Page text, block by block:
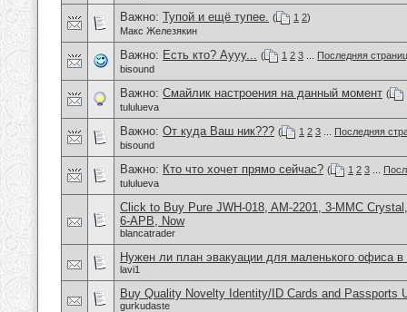
Важно: Тупой и ещё тупее. ( 1 2)
Макс Железякин
Важно: Есть кто? Аууу... ( 1 2 3
Последняя
bisound
Важно: Смайлик настроения на данный момент (
tululueva
Важно: От куда Ваш ник??? ( 1 2 3
Последняя
bisound
Важно: Кто что хочет прямо сейчас? ( 1 2 3
tululueva
Click to Buy Pure JWH-018, AM-2201, 3-MMC
6-APB, Now
blancatrader
Нужен ли план эвакуации для маленького офиса в
lavi1
Buy Quality Novelty Identity/ID Cards and Passports
gurkudaste